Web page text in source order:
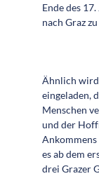
Ende des
nach Graz
Ähnlich wird
eingeladen,
Menschen
und der
es ab dem
drei Grazer